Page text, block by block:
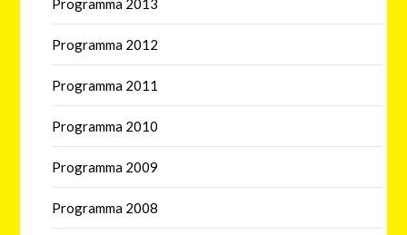
Programma 2013
Programma 2012
Programma 2011
Programma 2010
Programma 2009
Programma 2008